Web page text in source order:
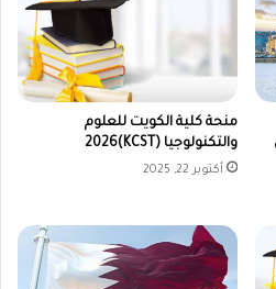
منحة كلية الكويت للعلوم
والتكنولوجيا (KCST)2026
أكتوبر 22, 2025